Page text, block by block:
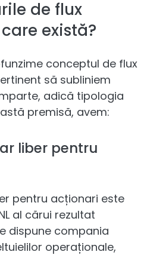
de flux
există?
conceptul de flux
să subliniem
adică tipologia
premisă, avem:
liber pentru
pentru acționari este
al cărui rezultat
dispune compania
operaționale,